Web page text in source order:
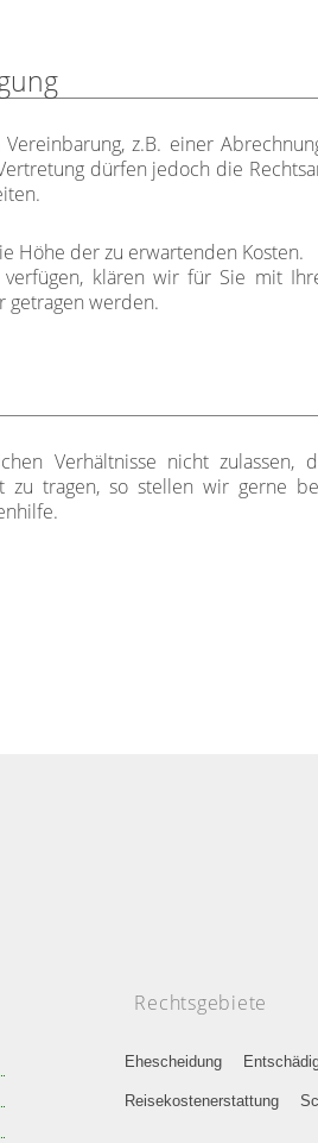
z.B. einer
dürfen jedoch die
Höhe der zu erwartenden Kosten.
klären wir für Sie mit
getragen werden.
Verhältnisse nicht zulassen,
zu tragen, so stellen wir gerne
.
Rechtsgebiete
Ehescheidung
Reisekostenerstattung